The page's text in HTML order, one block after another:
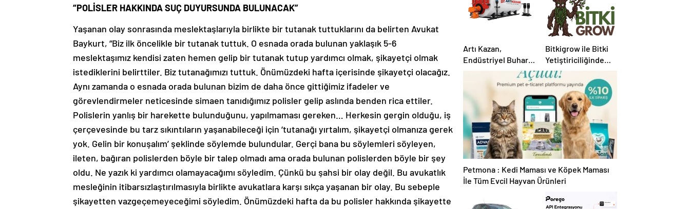
“POLİSLER HAKKINDA SUÇ DUYURSUNDA BULUNACAK”
Yaşanan olay sonrasında meslektaşlarıyla birlikte bir tutanak tuttuklarını da belirten Avukat
Baykurt, “Biz ilk öncelikle bir tutanak tuttuk. O esnada orada bulunan yaklaşık 5-6
meslektaşımız kendisi zaten hemen gelip bir tutanak tutup yardımcı olmak, şikayetçi olmak
istediklerini belirttiler. Biz tutanağımızı tuttuk. Önümüzdeki hafta içerisinde şikayetçi olacağız.
Aynı zamanda o esnada orada bulunan bizim de daha önce gittiğimiz ifadeler ve
görevlendirmeler neticesinde simaen tanıdığımız polisler gelip aslında benden rica ettiler.
Polislerin yanlış bir harekette bulunduğunu, yapılmaması gereken… Herkesin gergin olduğu, iş
çerçevesinde bu tarz sıkıntıların yaşanabileceği için ‘tutanağı yırtalım, şikayetçi olmanıza gerek
yok. Gelin bir konuşalım’ şeklinde söylemde bulundular. Gerçi bana bu söylemleri söyleyen,
ileten, bağıran polislerden böyle bir talep olmadı ama orada bulunan polislerden böyle bir şey
oldu. Ne yazık ki yardımcı olamayacağımı söyledim. Çünkü bu şahsi bir olay değil. Bu avukatlık
mesleğinin itibarsızlaştırılmasıyla birlikte avukatlara karşı sıkça yaşanan bir olay. Bu sebeple
şikayetten vazgeçemeyeceğimi söyledim. Önümüzdeki hafta da bu polisler hakkında şikayette
Artı Kazan,
Endüstriyel Buhar
Kazanı
Çözümleriyle
Üretim Tesislerine
Verimli Sistemler
Sunuyor
Bitkigrow ile Bitki
Yetiştiriciliğinde
Doğru Ekipman ve
Ürün Seçimi
Petmona : Kedi Maması ve Köpek Maması
İle Tüm Evcil Hayvan Ürünleri